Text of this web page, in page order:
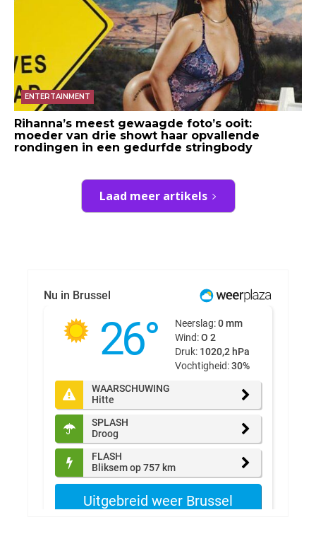
ENTERTAINMENT
Rihanna’s meest gewaagde foto’s ooit:
moeder van drie showt haar opvallende
rondingen in een gedurfde stringbody
Laad meer artikels